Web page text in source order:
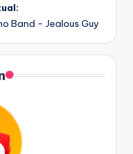
Band - Jealous Guy